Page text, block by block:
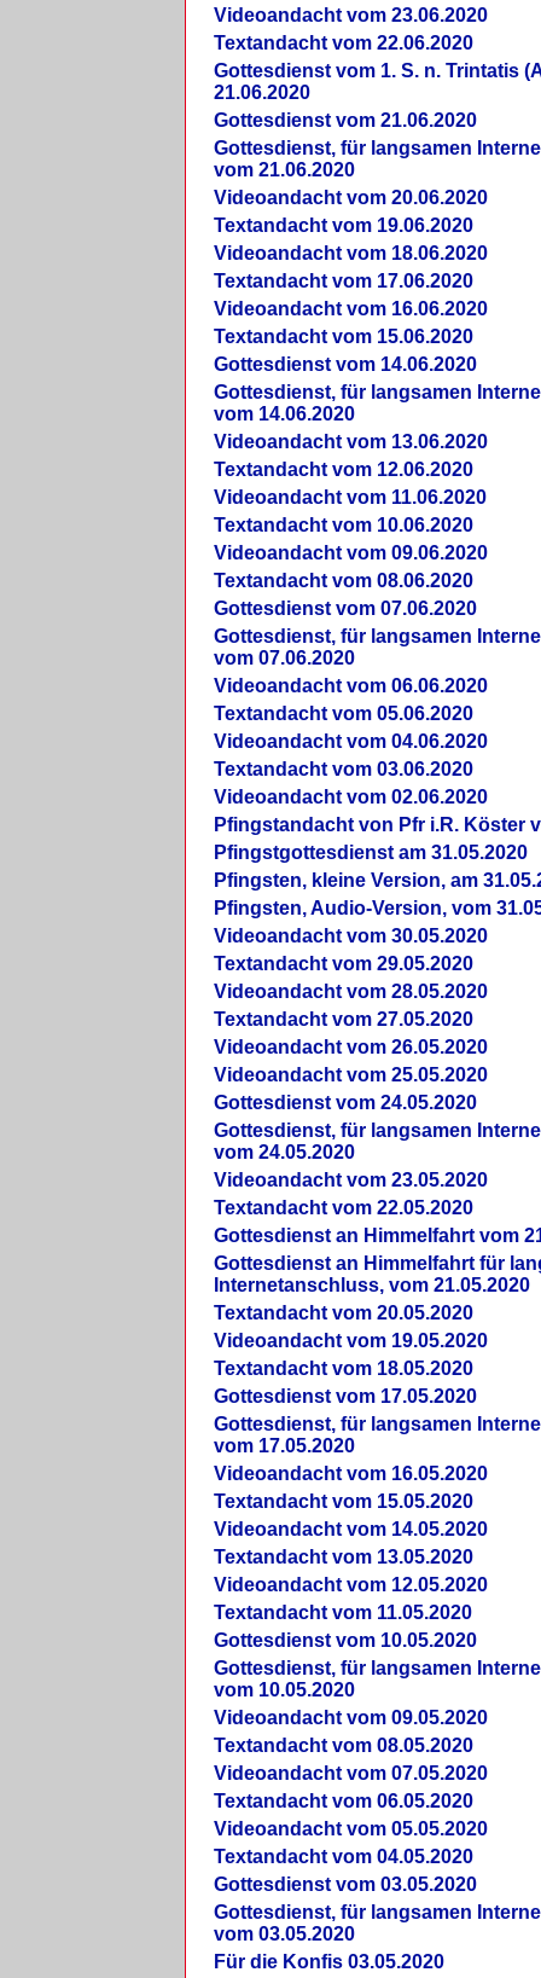
Videoandacht vom 23.06.2020
Textandacht vom 22.06.2020
Gottesdienst vom 1. S. n. Trintatis
21.06.2020
Gottesdienst vom 21.06.2020
Gottesdienst, für langsamen
vom 21.06.2020
Videoandacht vom 20.06.2020
Textandacht vom 19.06.2020
Videoandacht vom 18.06.2020
Textandacht vom 17.06.2020
Videoandacht vom 16.06.2020
Textandacht vom 15.06.2020
Gottesdienst vom 14.06.2020
Gottesdienst, für langsamen
vom 14.06.2020
Videoandacht vom 13.06.2020
Textandacht vom 12.06.2020
Videoandacht vom 11.06.2020
Textandacht vom 10.06.2020
Videoandacht vom 09.06.2020
Textandacht vom 08.06.2020
Gottesdienst vom 07.06.2020
Gottesdienst, für langsamen
vom 07.06.2020
Videoandacht vom 06.06.2020
Textandacht vom 05.06.2020
Videoandacht vom 04.06.2020
Textandacht vom 03.06.2020
Videoandacht vom 02.06.2020
Pfingstandacht von Pfr i.R. Köster
Pfingstgottesdienst am 31.05.2020
Pfingsten, kleine Version, am
Pfingsten, Audio-Version, vom
Videoandacht vom 30.05.2020
Textandacht vom 29.05.2020
Videoandacht vom 28.05.2020
Textandacht vom 27.05.2020
Videoandacht vom 26.05.2020
Videoandacht vom 25.05.2020
Gottesdienst vom 24.05.2020
Gottesdienst, für langsamen
vom 24.05.2020
Videoandacht vom 23.05.2020
Textandacht vom 22.05.2020
Gottesdienst an Himmelfahrt vom
Gottesdienst an Himmelfahrt für
Internetanschluss, vom 21.05.2020
Textandacht vom 20.05.2020
Videoandacht vom 19.05.2020
Textandacht vom 18.05.2020
Gottesdienst vom 17.05.2020
Gottesdienst, für langsamen
vom 17.05.2020
Videoandacht vom 16.05.2020
Textandacht vom 15.05.2020
Videoandacht vom 14.05.2020
Textandacht vom 13.05.2020
Videoandacht vom 12.05.2020
Textandacht vom 11.05.2020
Gottesdienst vom 10.05.2020
Gottesdienst, für langsamen
vom 10.05.2020
Videoandacht vom 09.05.2020
Textandacht vom 08.05.2020
Videoandacht vom 07.05.2020
Textandacht vom 06.05.2020
Videoandacht vom 05.05.2020
Textandacht vom 04.05.2020
Gottesdienst vom 03.05.2020
Gottesdienst, für langsamen
vom 03.05.2020
Für die Konfis 03.05.2020